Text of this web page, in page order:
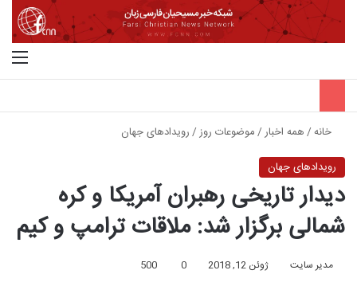
خانه/همه اخبار/موضوعات روز/رویدادهای جهان
رویدادهای جهان
دیدار تاریخی رهبران آمریکا و کره
شمالی برگزار شد: ملاقات ترامپ و کیم
مدیر سایت ژوئن 12, 2018 0
500